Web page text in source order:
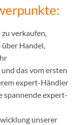
verkaufen,
Handel,
das vom ersten
expert-Händler
spannende expert-
unserer